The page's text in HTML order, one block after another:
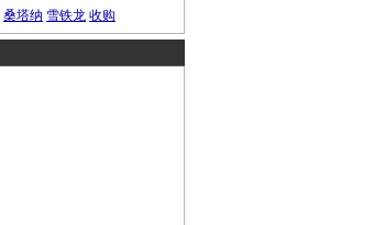
桑塔纳 雪铁龙 收购